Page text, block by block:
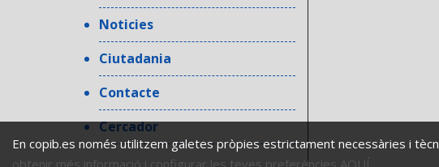
Noticies
Ciutadania
Contacte
Cercador
En copib.es només utilitzem galetes pròpies estrictament necessàries i
obtenir més informació i configurar les teves preferències AQUÍ.